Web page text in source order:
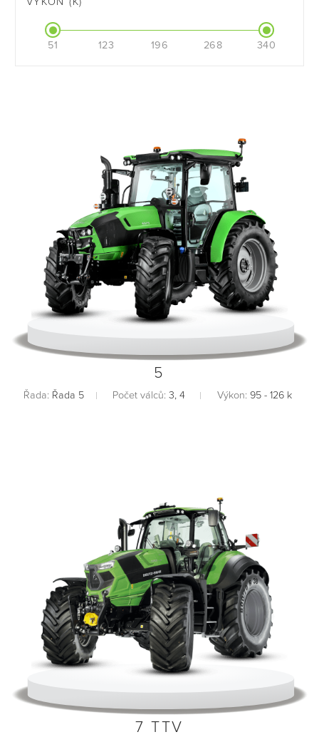
51 123 196 268 340
5
Řada: Řada 5 Počet válců: 3, 4 Výkon: 95 - 126 k
7 TTV